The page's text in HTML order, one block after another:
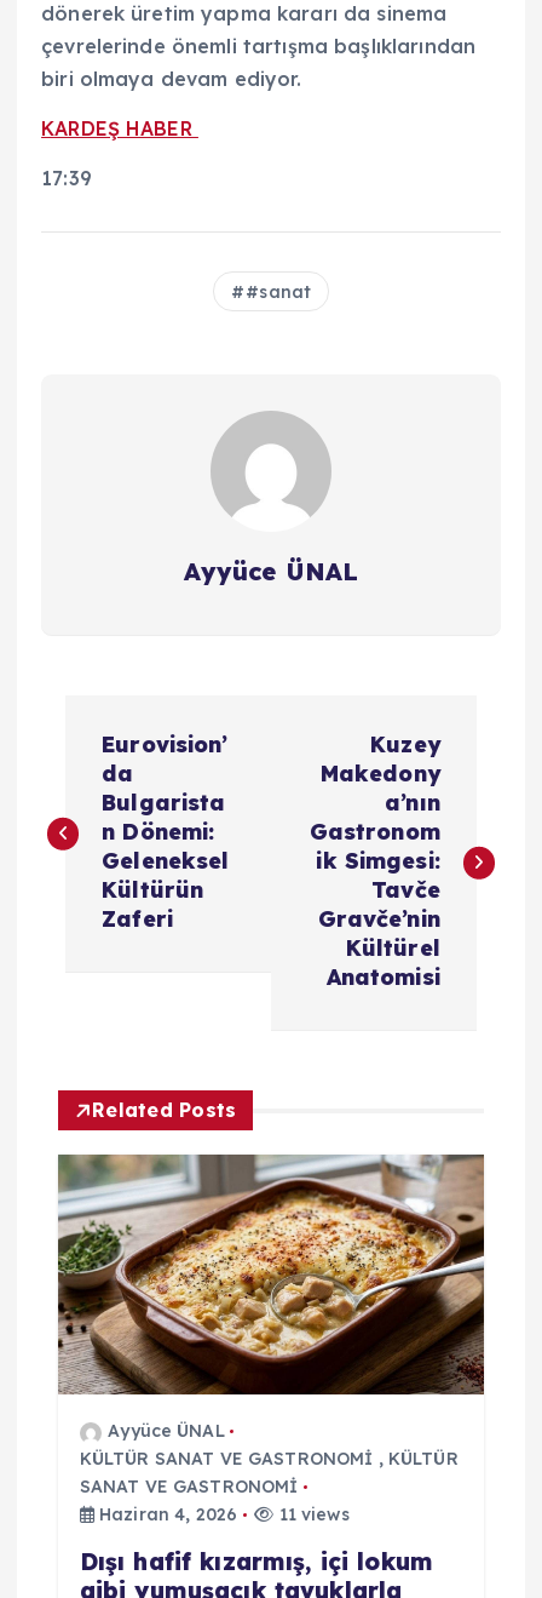
dönerek üretim yapma kararı da sinema
çevrelerinde önemli tartışma başlıklarından
biri olmaya devam ediyor.
KARDEŞ HABER
17:39
#sanat
Ayyüce ÜNAL
z
z
n
m
e
s
Eurovision’
da
Bulgarista
n Dönemi:
Geleneksel
Kültürün
Zaferi
Kuzey
Makedony
a’nın
Gastronom
ik Simgesi:
Tavče
Gravče’nin
Kültürel
Anatomisi
Related Posts
Ayyüce ÜNAL
KÜLTÜR SANAT VE GASTRONOMİ , KÜLTÜR
SANAT VE GASTRONOMİ
Haziran 4, 2026
11 views
Dışı hafif kızarmış, içi lokum
gibi yumuşacık tavuklarla